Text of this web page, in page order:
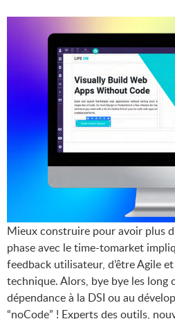
Mieux construire pour avoir plus
phase avec le time-tomarket
feedback utilisateur, d’être Agile
technique. Alors, bye bye les long
dépendance à la DSI ou au
“noCode” ! Experts des outils,